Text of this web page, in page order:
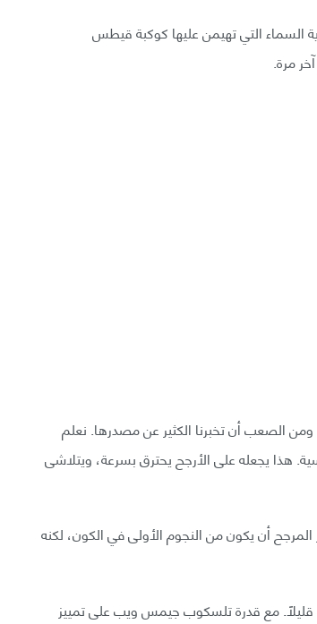
زاوية السماء التي تهيمن عليها كوكبة قيطس
الصعب أن تخبرنا الكثير عن مصدرها. نعلم
كان حارًا وكبيرًا، ويتراوح بين 50 و100 كتلة شمسية. هذا يجعله على الأرجح يحترق بسرعة، ويتلاشى
ومن غير المرجح أن يكون من النجوم الأولى في الكون، لكنه
قليلًا. مع قدرة تلسكوب جيمس ويب على تمييز